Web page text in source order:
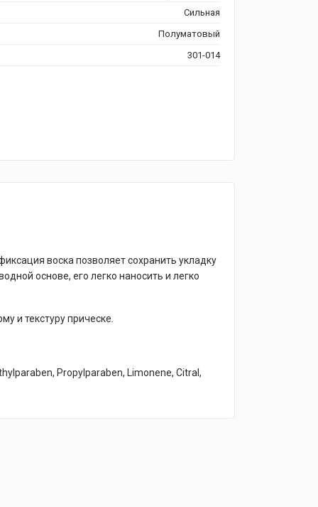
Сильная
Полуматовый
301-014
воска позволяет сохранить укладку
основе, его легко наносить и легко
и текстуру прическе.
Propylparaben, Limonene, Citral,